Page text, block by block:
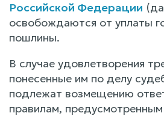
Российской Федерации
освобождаются от уплаты
пошлины.
В случае удовлетворения
понесенные им по делу
подлежат возмещению
правилам, предусмотренным